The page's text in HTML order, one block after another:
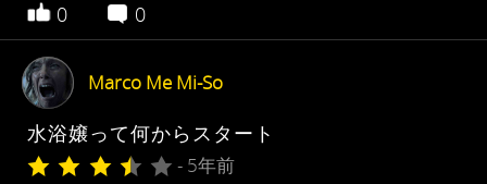
0 0
Marco Me Mi-So
水浴嬢って何からスタート
- 5年前